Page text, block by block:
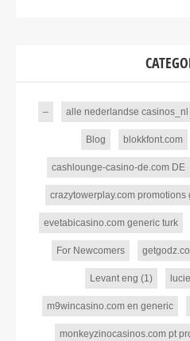
– alle nederlandse casinos_nl
Blog blokkfont.com
cashlounge-casino-de.com DE
crazytowerplay.com promotions
evetabicasino.com generic turk
For Newcomers
Levant eng (1)
m9wincasino.com en generic
monkeyzinocasinos.com pt